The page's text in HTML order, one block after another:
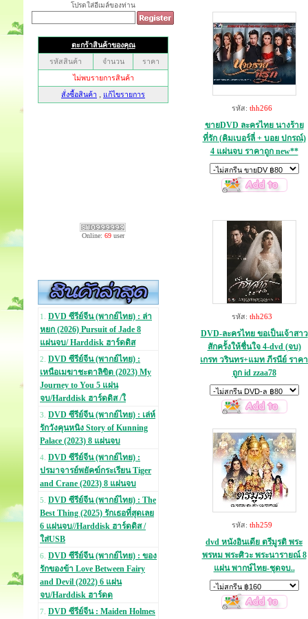
โปรดใส่อีเมล์ของท่าน
Online: 69user
1. DVD ซีรีย์จีน (พากย์ไทย) : ล่า
หยก (2026) Pursuit of Jade 8
แผ่นจบ/ Harddisk ฮาร์ดดิส
2. DVD ซีรีย์จีน (พากย์ไทย) :
เหนือเมฆาชะตาลิขิต (2023) My
Journey to You 5 แผ่น
จบ/Harddisk ฮาร์ดดิส /ใ
3. DVD ซีรีย์จีน (พากย์ไทย) : เล่ห์
รักวังคุนหนิง Story of Kunning
Palace (2023) 8 แผ่นจบ
4. DVD ซีรีย์จีน (พากย์ไทย) :
ปรมาจารย์พยัคฆ์กระเรียน Tiger
and Crane (2023) 8 แผ่นจบ
5. DVD ซีรีย์จีน (พากย์ไทย) : The
Best Thing (2025) รักเธอที่สุดเลย
6 แผ่นจบ//Harddisk ฮาร์ดดิส /
ใส่USB
6. DVD ซีรีย์จีน (พากย์ไทย) : ของ
รักของข้า Love Between Fairy
and Devil (2022) 6 แผ่น
จบ/Harddisk ฮาร์ดด
7. DVD ซีรีย์จีน : Maiden Holmes
รหัส: thh266
ขายDVD ละครไทย นางร้าย
ที่รัก (คิมเบอร์ลี่ + บอย ปกรณ์)
4 แผ่นจบ ราคาถูก new**
รหัส: thh263
DVD-ละครไทย ขอเป็นเจ้าสาว
สักครั้งให้ชื่นใจ 4-dvd (จบ)
เกรท วรินทร+แมท ภีรนีย์ ราคา
ถูก id zzaa78
รหัส: thh259
dvd หนังอินเดีย ตรีมูรติ พระ
พรหม พระศิวะ พระนารายณ์ 8
แผ่น พากษ์ไทย-ชุดจบ..